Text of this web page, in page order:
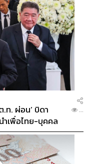
. ผ่อน’ บิดา
ำเพื่อไทย-บุคคล
...